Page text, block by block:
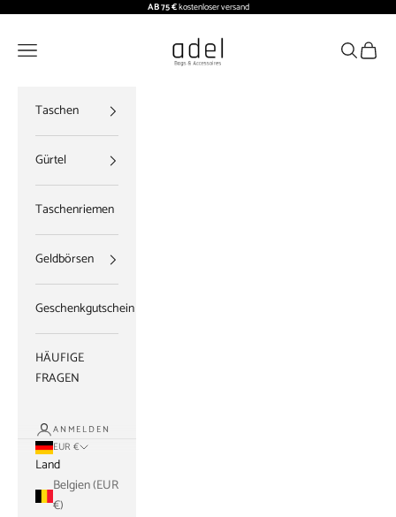
Zum Inhalt springen AB 75 €kostenloser versand
ADEL BAGS
Menü Suchen
Taschen
Gürtel
Taschenriemen
Geldbörsen
Geschenkgutschein
HÄUFIGE
FRAGEN
ANMELDEN
EUR €
Land
Belgien (EUR
€)